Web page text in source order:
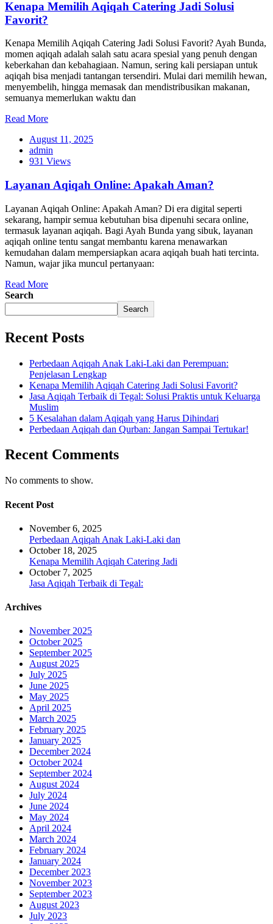
Kenapa Memilih Aqiqah Catering Jadi Solusi
Favorit?
Kenapa Memilih Aqiqah Catering Jadi Solusi Favorit? Ayah Bunda,
momen aqiqah adalah salah satu acara spesial yang penuh dengan
keberkahan dan kebahagiaan. Namun, sering kali persiapan untuk
aqiqah bisa menjadi tantangan tersendiri. Mulai dari memilih hewan,
menyembelih, hingga memasak dan mendistribusikan makanan,
semuanya memerlukan waktu dan
Read More
August 11, 2025
admin
931 Views
Layanan Aqiqah Online: Apakah Aman?
Layanan Aqiqah Online: Apakah Aman? Di era digital seperti
sekarang, hampir semua kebutuhan bisa dipenuhi secara online,
termasuk layanan aqiqah. Bagi Ayah Bunda yang sibuk, layanan
aqiqah online tentu sangat membantu karena menawarkan
kemudahan dalam mempersiapkan acara aqiqah buah hati tercinta.
Namun, wajar jika muncul pertanyaan:
Read More
Search
Search
Recent Posts
Perbedaan Aqiqah Anak Laki-Laki dan Perempuan:
Penjelasan Lengkap
Kenapa Memilih Aqiqah Catering Jadi Solusi Favorit?
Jasa Aqiqah Terbaik di Tegal: Solusi Praktis untuk Keluarga
Muslim
5 Kesalahan dalam Aqiqah yang Harus Dihindari
Perbedaan Aqiqah dan Qurban: Jangan Sampai Tertukar!
Recent Comments
No comments to show.
Recent Post
November 6, 2025
Perbedaan Aqiqah Anak Laki-Laki dan
October 18, 2025
Kenapa Memilih Aqiqah Catering Jadi
October 7, 2025
Jasa Aqiqah Terbaik di Tegal:
Archives
November 2025
October 2025
September 2025
August 2025
July 2025
June 2025
May 2025
April 2025
March 2025
February 2025
January 2025
December 2024
October 2024
September 2024
August 2024
July 2024
June 2024
May 2024
April 2024
March 2024
February 2024
January 2024
December 2023
November 2023
September 2023
August 2023
July 2023